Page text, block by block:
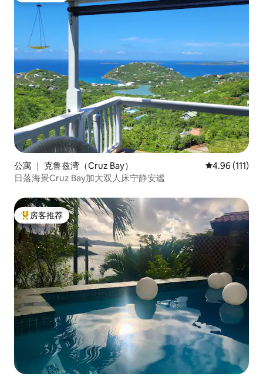
公寓 ｜ 克鲁兹湾（Cruz Bay） 平均评分 4.96
4.96 (111)
日落海景Cruz Bay加大双人床宁静安谧
热门「房客推荐」
房客推荐